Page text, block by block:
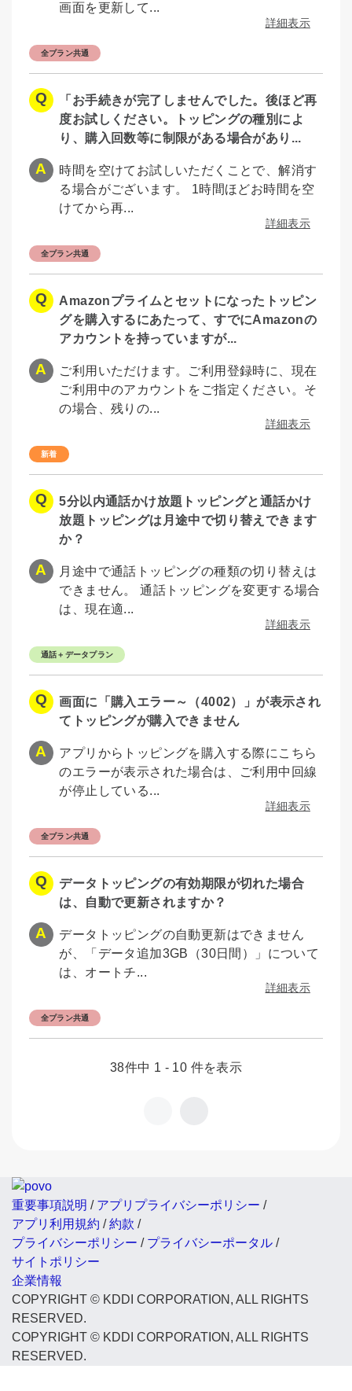
画面を更新して...
詳細表示
全プラン共通
「お手続きが完了しませんでした。後ほど再
度お試しください。トッピングの種別によ
り、購入回数等に制限がある場合があり...
時間を空けてお試しいただくことで、解消す
る場合がございます。 1時間ほどお時間を空
けてから再...
詳細表示
全プラン共通
Amazonプライムとセットになったトッピン
グを購入するにあたって、すでにAmazonの
アカウントを持っていますが...
ご利用いただけます。ご利用登録時に、現在
ご利用中のアカウントをご指定ください。そ
の場合、残りの...
詳細表示
5分以内通話かけ放題トッピングと通話かけ
放題トッピングは月途中で切り替えできます
か？
月途中で通話トッピングの種類の切り替えは
できません。 通話トッピングを変更する場合
は、現在適...
詳細表示
通話＋データプラン
画面に「購入エラー～（4002）」が表示され
てトッピングが購入できません
アプリからトッピングを購入する際にこちら
のエラーが表示された場合は、ご利用中回線
が停止している...
詳細表示
全プラン共通
データトッピングの有効期限が切れた場合
は、自動で更新されますか？
データトッピングの自動更新はできません
が、「データ追加3GB（30日間）」について
は、オートチ...
詳細表示
全プラン共通
38件中 1 - 10 件を表示
重要事項説明 / アプリプライバシーポリシー /
アプリ利用規約 /約款 /
プライバシーポリシー / プライバシーポータル /
サイトポリシー
企業情報
COPYRIGHT © KDDI CORPORATION, ALL RIGHTS
RESERVED.
COPYRIGHT © KDDI CORPORATION, ALL RIGHTS
RESERVED.